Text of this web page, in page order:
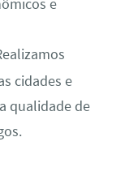
e
cidades e
qualidade de